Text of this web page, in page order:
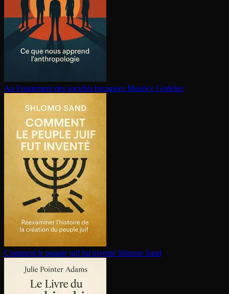
Au Fondement des sociétés humaines Maurice Godelier
Comment le peuple juif fut inventé Shlomo Sand